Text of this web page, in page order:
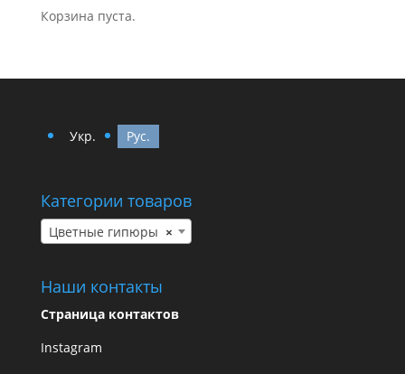
Корзина пуста.
Укр. Рус.
Категории товаров
×
Цветные гипюры
Наши контакты
Страница контактов
Instagram